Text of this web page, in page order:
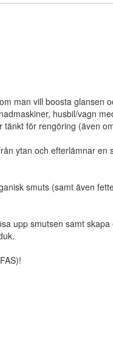
man vill boosta
husbil/vagn
för rengöring (även
ytan och efterlämnar
smuts (samt även
upp smutsen samt